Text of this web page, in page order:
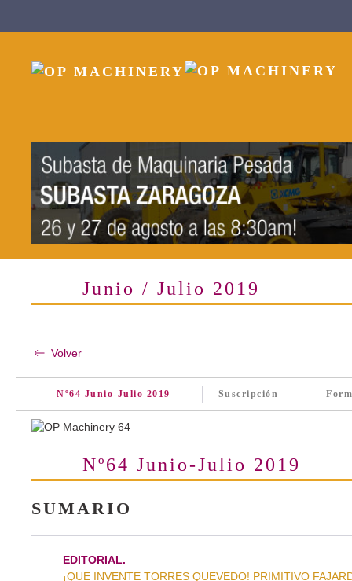
Junio / Julio 2019
Volver
Nº64 Junio-Julio 2019 Suscripción
Nº64 Junio-Julio 2019
SUMARIO
EDITORIAL.
¡QUE INVENTE TORRES QUEVEDO! PRIMITIVO